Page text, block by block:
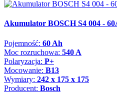
Akumulator BOSCH S4 004 -
Pojemność: 60 Ah
Moc rozruchowa: 540 A
Polaryzacja: P+
Mocowanie: B13
Wymiary: 242 x 175 x 175
Producent: Bosch